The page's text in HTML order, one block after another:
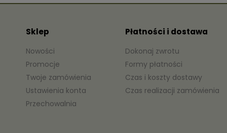
Sklep
Nowości
Promocje
Twoje zamówienia
Ustawienia konta
Przechowalnia
Płatności i dostawa
Dokonaj zwrotu
Formy płatności
Czas i koszty dostawy
Czas realizacji zamówienia